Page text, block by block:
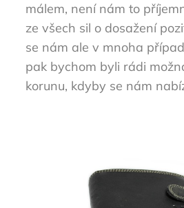
málem, není nám to
ze všech sil o dosažení
se nám ale v mnoha
pak bychom byli rádi
korunu, kdyby se nám